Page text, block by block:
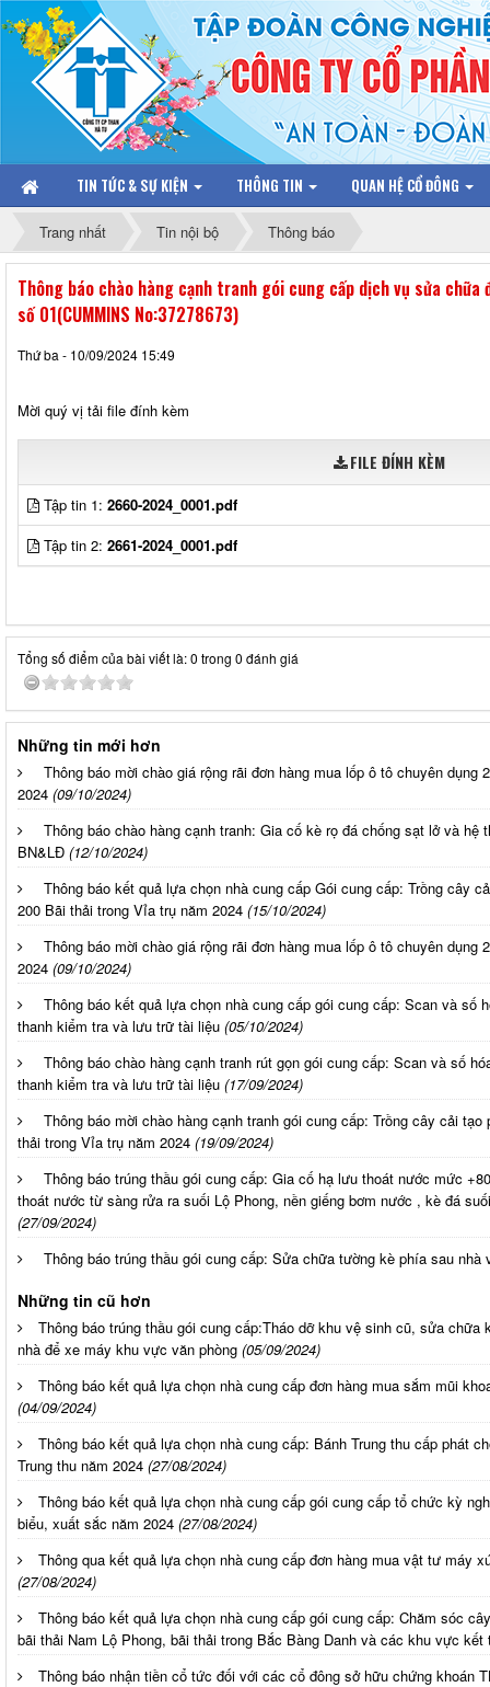
TIN TỨC & SỰ KIỆN THÔNG TIN QUAN HỆ CỔ ĐÔNG
Trang nhất Tin nội bộ Thông báo
Thông báo chào hàng cạnh tranh gói cung cấp dịch vụ sửa
số 01(CUMMINS No:37278673)
Thứ ba - 10/09/2024 15:49
Mời quý vị tải file đính kèm
FILE ĐÍNH KÈM
Tập tin 1: 2660-2024_0001.pdf
Tập tin 2: 2661-2024_0001.pdf
Tổng số điểm của bài viết là: 0 trong 0 đánh giá
Những tin mới hơn
Thông báo mời chào giá rộng rãi đơn hàng mua lốp ô tô chuyên dụng
2024 (09/10/2024)
Thông báo chào hàng cạnh tranh: Gia cố kè rọ đá chống sạt lở và
BN&LĐ (12/10/2024)
Thông báo kết quả lựa chọn nhà cung cấp Gói cung cấp: Trồng cây
200 Bãi thải trong Vỉa trụ năm 2024 (15/10/2024)
Thông báo mời chào giá rộng rãi đơn hàng mua lốp ô tô chuyên dụng
2024 (09/10/2024)
Thông báo kết quả lựa chọn nhà cung cấp gói cung cấp: Scan và số
thanh kiểm tra và lưu trữ tài liệu (05/10/2024)
Thông báo chào hàng cạnh tranh rút gọn gói cung cấp: Scan và số
thanh kiểm tra và lưu trữ tài liệu (17/09/2024)
Thông báo mời chào hàng cạnh tranh gói cung cấp: Trồng cây cải
thải trong Vỉa trụ năm 2024 (19/09/2024)
Thông báo trúng thầu gói cung cấp: Gia cố hạ lưu thoát nước mức
thoát nước từ sàng rửa ra suối Lộ Phong, nền giếng bơm nước , kè đá
(27/09/2024)
Thông báo trúng thầu gói cung cấp: Sửa chữa tường kè phía sau nhà
Những tin cũ hơn
Thông báo trúng thầu gói cung cấp:Tháo dỡ khu vệ sinh cũ, sửa
nhà để xe máy khu vực văn phòng (05/09/2024)
Thông báo kết quả lựa chọn nhà cung cấp đơn hàng mua sắm mũi
(04/09/2024)
Thông báo kết quả lựa chọn nhà cung cấp: Bánh Trung thu cấp phát
Trung thu năm 2024 (27/08/2024)
Thông báo kết quả lựa chọn nhà cung cấp gói cung cấp tổ chức kỳ
biểu, xuất sắc năm 2024 (27/08/2024)
Thông qua kết quả lựa chọn nhà cung cấp đơn hàng mua vật tư máy
(27/08/2024)
Thông báo kết quả lựa chọn nhà cung cấp gói cung cấp: Chăm sóc
bãi thải Nam Lộ Phong, bãi thải trong Bắc Bàng Danh và các khu vực kết
Thông báo nhận tiền cổ tức đối với các cổ đông sở hữu chứng khoán